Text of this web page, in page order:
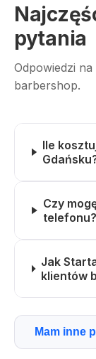
pytania
Odpowiedzi
barbershop.
Ile
Czy
telefonu?
Jak
klientów
Mam inne